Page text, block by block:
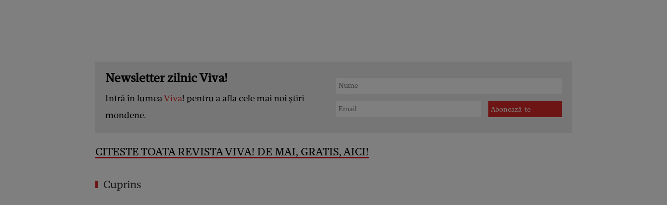
Newsletter zilnic Viva!
Intră în lumeaViva! pentru a afla cele mai noi știri
mondene.
CITESTE TOATA REVISTA VIVA! DE MAI, GRATIS, AICI!
Cuprins